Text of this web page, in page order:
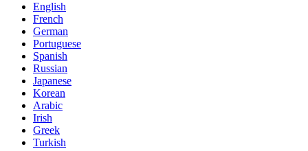
English
French
German
Portuguese
Spanish
Russian
Japanese
Korean
Arabic
Irish
Greek
Turkish